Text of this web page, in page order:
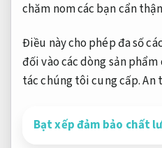
chăm nom các bạn cẩn
Điều này cho phép đa số
đối vào các dòng sản
tác chúng tôi cung cấp.An
Bạt xếp đảm bảo chất